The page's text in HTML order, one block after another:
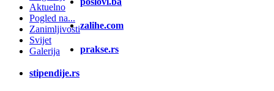
Aktuelno
Pogled na...
Zanimljivosti
Svijet
Galerija
zalihe.com
prakse.rs
stipendije.rs